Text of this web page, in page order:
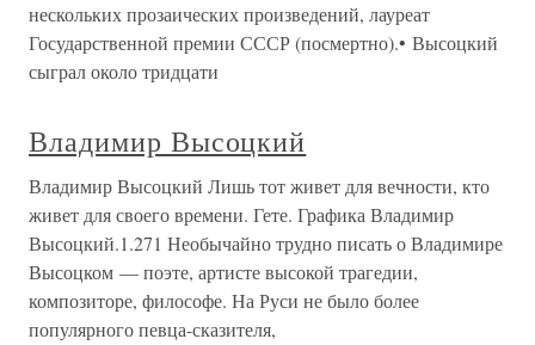
нескольких прозаических произведений, лауреат
Государственной премии СССР (посмертно).• Высоцкий
сыграл около тридцати
Владимир Высоцкий
Владимир Высоцкий Лишь тот живет для вечности, кто
живет для своего времени. Гете. Графика Владимир
Высоцкий.1.271 Необычайно трудно писать о Владимире
Высоцком — поэте, артисте высокой трагедии,
композиторе, философе. На Руси не было более
популярного певца-сказителя,